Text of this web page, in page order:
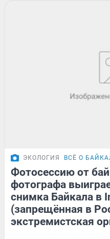
ЭКОЛОГИЯ ВСЁ О
Фотосессию от
фотографа
снимка Байкала в
(запрещённая в
экстремистская